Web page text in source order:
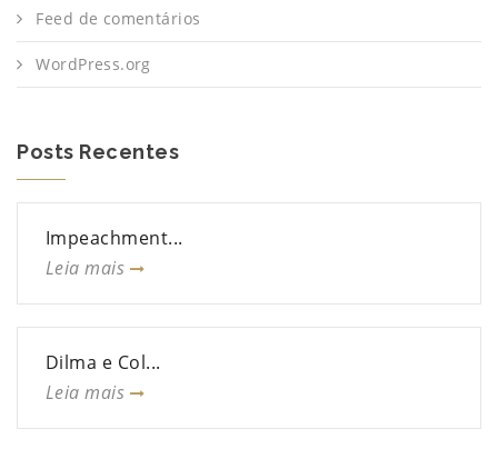
Feed de comentários
WordPress.org
Posts Recentes
Impeachment...
Leia mais
Dilma e Col...
Leia mais